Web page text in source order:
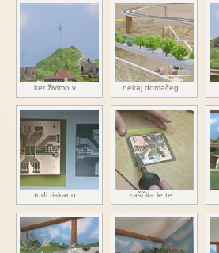
ker živimo v ... nekaj domačeg...
tudi tiskano ... zaščita le te...